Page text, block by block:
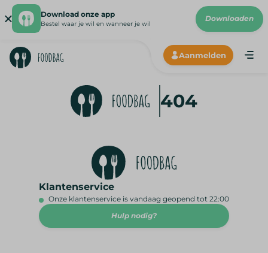
Aanmelden
Download onze app
Bestel waar je wil en wanneer je wil
Downloaden
404
Klantenservice
Onze klantenservice is vandaag geopend tot 22:00
Hulp nodig?